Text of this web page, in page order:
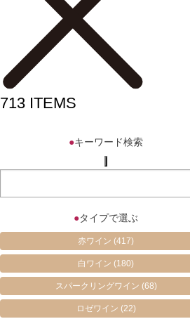
713ITEMS
●キーワード検索
●タイプで選ぶ
赤ワイン(417)
白ワイン(180)
スパークリングワイン (68)
ロゼワイン (22)